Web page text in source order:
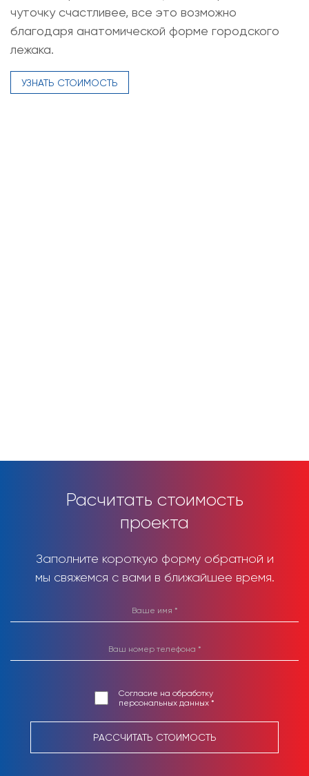
чуточку счастливее, все это возможно
благодаря анатомической форме городского
лежака.
УЗНАТЬ СТОИМОСТЬ
Расчитать стоимость
проекта
Заполните короткую форму обратной и
мы свяжемся с вами в ближайшее время.
Согласие на обработку
персональных данных *
РАССЧИТАТЬ СТОИМОСТЬ